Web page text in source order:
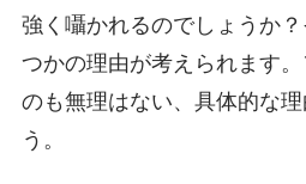
強く囁かれるのでしょうか
つかの理由が考えられます
のも無理はない、具体的な
う。